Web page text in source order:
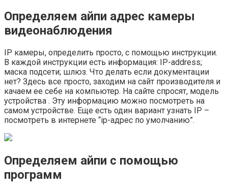
Определяем айпи адрес камеры
видеонаблюдения
IP камеры, определить просто, с помощью инструкции.
В каждой инструкции есть информация: IP-address;
маска подсети; шлюз. Что делать если документации
нет? Здесь все просто, заходим на сайт производителя и
качаем ее себе на компьютер. На сайте спросят, модель
устройства . Эту информацию можно посмотреть на
самом устройстве. Еще есть один вариант узнать IP –
посмотреть в интернете “ip-адрес по умолчанию”.
Определяем айпи с помощью
программ